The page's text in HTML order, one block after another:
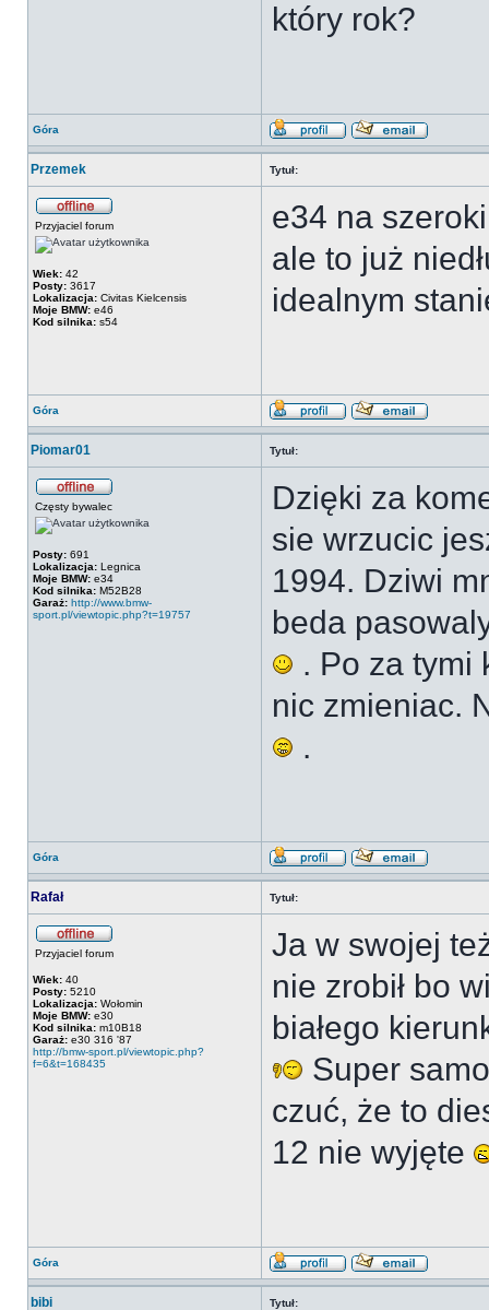
który rok?
Góra
Przemek Tytuł:
Przyjaciel forum
Wiek: 42
Posty: 3617
Lokalizacja: Civitas Kielcensis
Moje BMW: e46
Kod silnika: s54
e34 na
ale to już
idealnym
Góra
Piomar01 Tytuł:
Częsty bywalec
Posty: 691
Lokalizacja: Legnica
Moje BMW: e34
Kod silnika: M52B28
Garaż: http://www.bmw-
sport.pl/viewtopic.php?t=19757
Dzięki za
sie wrzucic
1994. Dziwi
beda
. Po za tymi
nic zmieniac.
.
Góra
Rafał Tytuł:
Przyjaciel forum
Wiek: 40
Posty: 5210
Lokalizacja: Wołomin
Moje BMW: e30
Kod silnika: m10B18
Garaż: e30 316 '87
http://bmw-sport.pl/viewtopic.php?
f=6&t=168435
Ja w swojej
nie zrobił bo
białego
Super
czuć, że to
12 nie wyjęte
Góra
bibi Tytuł: